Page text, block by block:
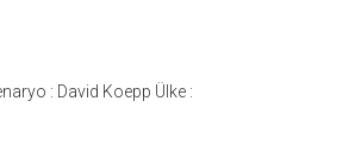
: David Koepp Ülke :